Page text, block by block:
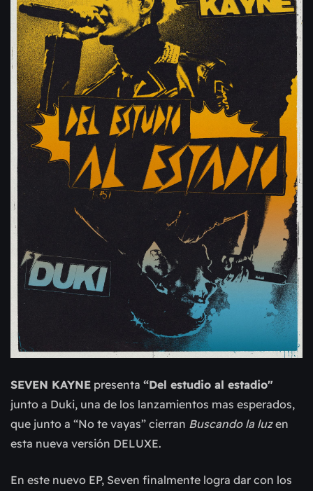
SEVEN KAYNE presenta “Del estudio al estadio"
junto a Duki, una de los lanzamientos mas esperados,
que junto a “No te vayas” cierran Buscando la luzen
esta nueva versión DELUXE.
En este nuevo EP, Seven finalmente logra dar con los